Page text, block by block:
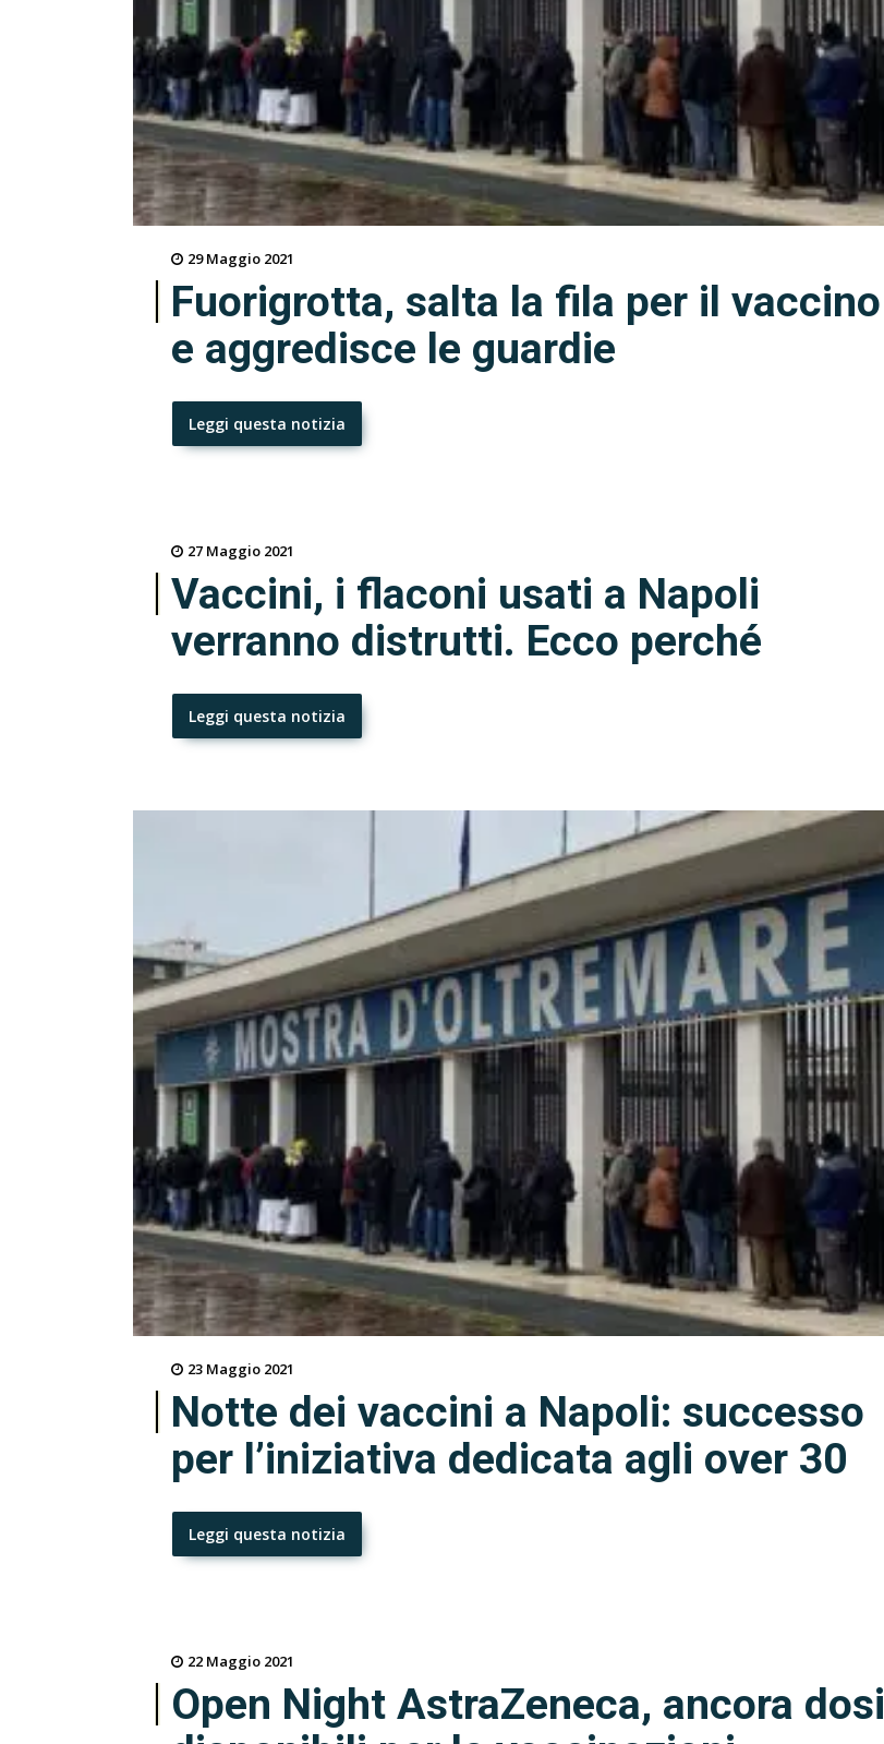
29 Maggio 2021
Fuorigrotta, salta la fila per il vaccino
e aggredisce le guardie
Leggi questa notizia
27 Maggio 2021
Vaccini, i flaconi usati a Napoli
verranno distrutti. Ecco perché
Leggi questa notizia
23 Maggio 2021
Notte dei vaccini a Napoli: successo
per l’iniziativa dedicata agli over 30
Leggi questa notizia
22 Maggio 2021
Open Night AstraZeneca, ancora dosi